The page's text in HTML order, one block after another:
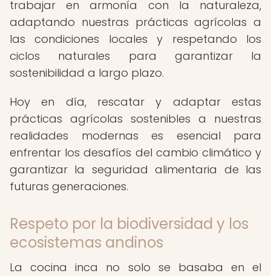
trabajar en armonía con la naturaleza,
adaptando nuestras prácticas agrícolas a
las condiciones locales y respetando los
ciclos naturales para garantizar la
sostenibilidad a largo plazo.
Hoy en día, rescatar y adaptar estas
prácticas agrícolas sostenibles a nuestras
realidades modernas es esencial para
enfrentar los desafíos del cambio climático y
garantizar la seguridad alimentaria de las
futuras generaciones.
Respeto por la biodiversidad y los
ecosistemas andinos
La cocina inca no solo se basaba en el